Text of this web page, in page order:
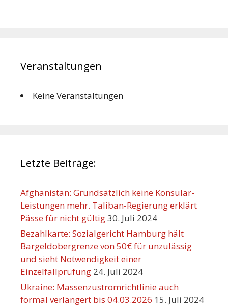
Veranstaltungen
Keine Veranstaltungen
Letzte Beiträge:
Afghanistan: Grundsätzlich keine Konsular-
Leistungen mehr. Taliban-Regierung erklärt
Pässe für nicht gültig30. Juli 2024
Bezahlkarte: Sozialgericht Hamburg hält
Bargeldobergrenze von 50€ für unzulässig
und sieht Notwendigkeit einer
Einzelfallprüfung 24. Juli 2024
Ukraine: Massenzustromrichtlinie auch
formal verlängert bis 04.03.2026 15. Juli 2024